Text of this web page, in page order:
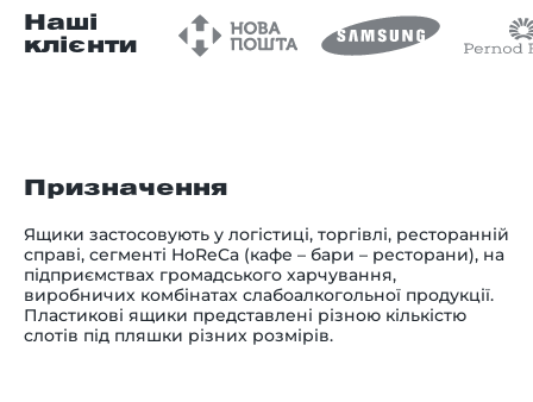
Наші
клієнти
Призначення
Ящики застосовують у логістиці, торгівлі, ресторанній
справі, сегменті HoReCa (кафе – бари – ресторани), на
підприємствах громадського харчування,
виробничих комбінатах слабоалкогольної продукції.
Пластикові ящики представлені різною кількістю
слотів під пляшки різних розмірів.